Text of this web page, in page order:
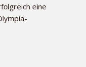
eine